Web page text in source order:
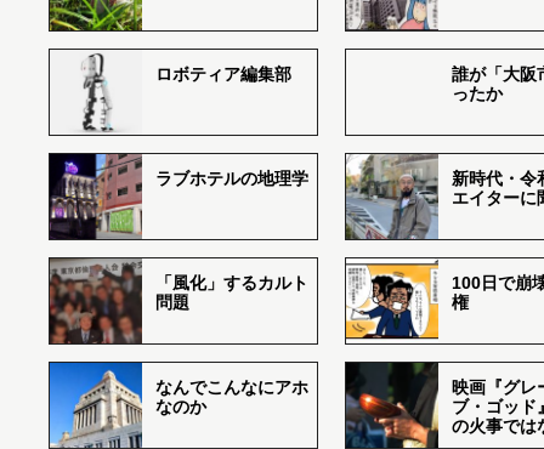
ロボティア編集部
誰が「大阪
ったか
ラブホテルの地理学
新時代・令
エイターに
「風化」するカルト
問題
100日で崩
権
なんでこんなにアホ
なのか
映画『グレ
ブ・ゴッド
の火事では